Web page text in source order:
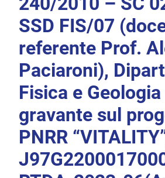
SSD FIS/07
referente Prof.
Paciaroni),
Fisica e
gravante sul
PNRR